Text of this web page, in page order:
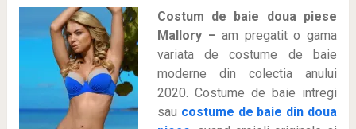
Costum de baie doua piese
Mallory – am pregatit o gama
variata de costume de baie
moderne din colectia anului
2020. Costume de baie intregi
sau costume de baie din doua